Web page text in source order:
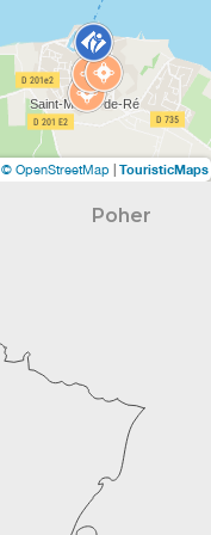
© OpenStreetMap TouristicMaps
Poher